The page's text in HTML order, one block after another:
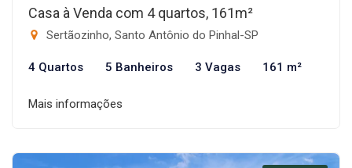
Casa à Venda com 4 quartos, 161m²
Sertãozinho, Santo Antônio do Pinhal-SP
4 Quartos 5 Banheiros 3 Vagas 161 m²
Mais informações